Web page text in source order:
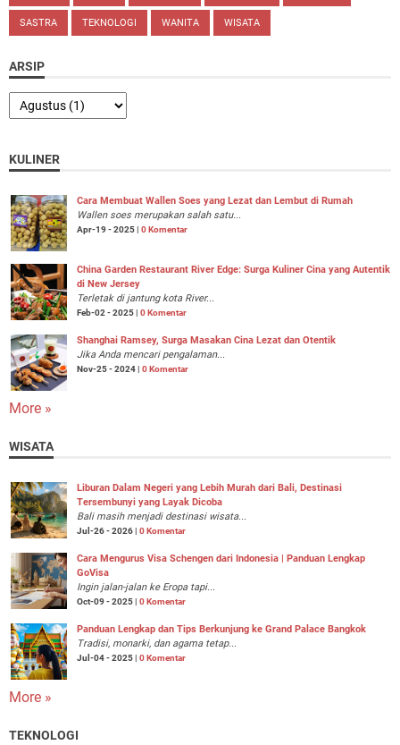
SASTRA TEKNOLOGI WANITA WISATA
ARSIP
KULINER
Cara Membuat Wallen Soes yang Lezat dan Lembut di Rumah
Wallen soes merupakan salah satu...
Apr-19 - 2025 | 0 Komentar
China Garden Restaurant River Edge: Surga Kuliner Cina yang Autentik
di New Jersey
Terletak di jantung kota River...
Feb-02 - 2025 | 0 Komentar
Shanghai Ramsey, Surga Masakan Cina Lezat dan Otentik
Jika Anda mencari pengalaman...
Nov-25 - 2024 | 0 Komentar
More »
WISATA
Liburan Dalam Negeri yang Lebih Murah dari Bali, Destinasi
Tersembunyi yang Layak Dicoba
Bali masih menjadi destinasi wisata...
Jul-26 - 2026 | 0 Komentar
Cara Mengurus Visa Schengen dari Indonesia | Panduan Lengkap
GoVisa
Ingin jalan-jalan ke Eropa tapi...
Oct-09 - 2025 | 0 Komentar
Panduan Lengkap dan Tips Berkunjung ke Grand Palace Bangkok
Tradisi, monarki, dan agama tetap...
Jul-04 - 2025 | 0 Komentar
More »
TEKNOLOGI